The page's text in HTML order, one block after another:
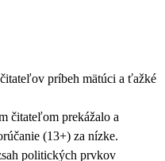
príbeh mätúci a ťažké
čitateľom prekážalo a
(13+) za nízke.
politických prvkov